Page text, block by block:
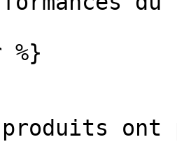
%}
produits ont